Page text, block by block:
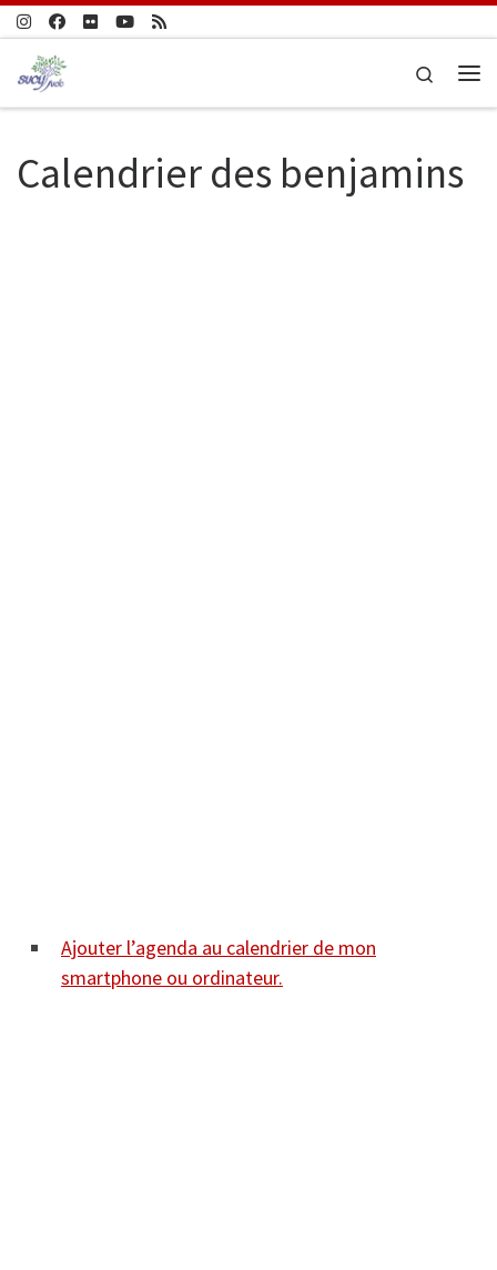
Passer au contenu
Search
Calendrier des benjamins
Ajouter l’agenda au calendrier de mon
smartphone ou ordinateur.